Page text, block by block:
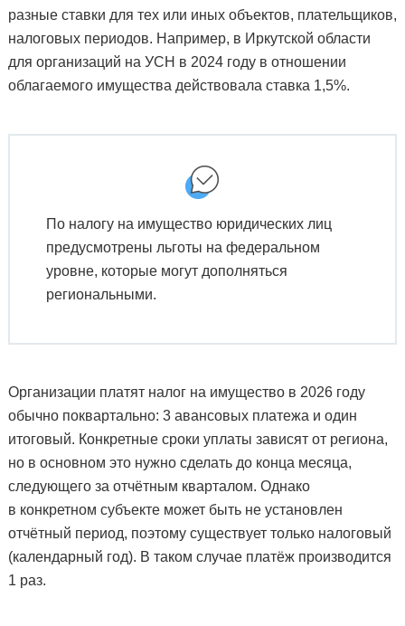
разные ставки для тех или иных объектов, плательщиков,
налоговых периодов. Например, в Иркутской области
для организаций на УСН в 2024 году в отношении
облагаемого имущества действовала ставка 1,5%.
По налогу на имущество юридических лиц
предусмотрены льготы на федеральном
уровне, которые могут дополняться
региональными.
Организации платят налог на имущество в 2026 году
обычно поквартально: 3 авансовых платежа и один
итоговый. Конкретные сроки уплаты зависят от региона,
но в основном это нужно сделать до конца месяца,
следующего за отчётным кварталом. Однако
в конкретном субъекте может быть не установлен
отчётный период, поэтому существует только налоговый
(календарный год). В таком случае платёж производится
1 раз.